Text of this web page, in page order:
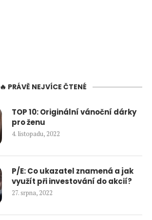
🔥 PRÁVĚ NEJVÍCE ČTENÉ
TOP 10: Originální vánoční dárky
pro ženu
4. listopadu, 2022
P/E: Co ukazatel znamená a jak
využít při investování do akcií?
27. srpna, 2022